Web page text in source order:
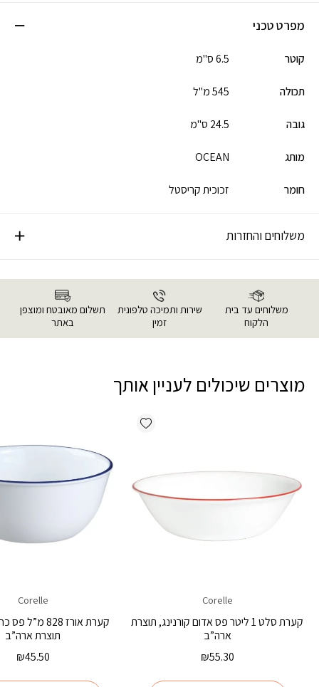
מפרט טכני
קוטר 6.5 ס"מ
תכולה 545 מ"ל
גובה 24.5 ס"מ
מותג OCEAN
חומר זכוכית קריסטל
משלוחים והחזרות
משלוחים עד בית
הלקוח
שירות ותמיכה טלפונית
זמין
תשלום מאובטח ומוצפן
באתר
מוצרים שיכולים לעניין אותך
Add wishlist
Corelle
קערת סלט 1 ליטר פס אדום קורנינג, תוצרת
ארה”ב
₪55.30
Corelle
קערת אורז 828
תוצרת ארה”ב
₪45.50